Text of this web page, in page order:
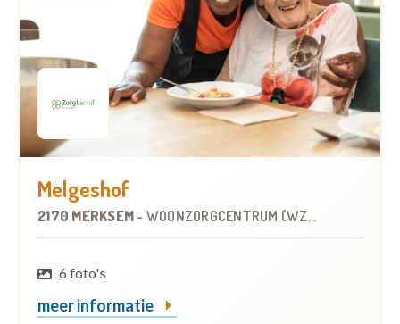
Melgeshof
2170 MERKSEM - WOONZORGCENTRUM (WZC)
6 foto's
meer informatie